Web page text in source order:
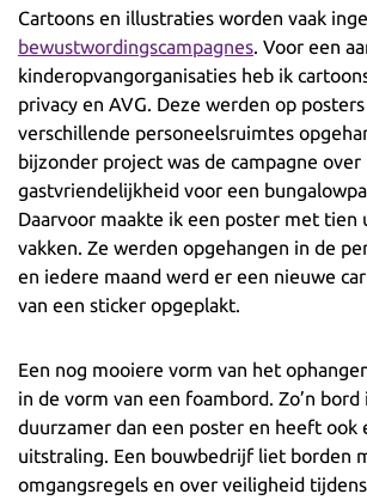
Cartoons en illustraties worden vaak
bewustwordingscampagnes . Voor een
kinderopvangorganisaties heb ik
privacy en AVG. Deze werden op
verschillende personeelsruimtes
bijzonder project was de campagne over
gastvriendelijkheid voor een
Daarvoor maakte ik een poster met tien
vakken. Ze werden opgehangen in de
en iedere maand werd er een nieuwe
van een sticker opgeplakt.
Een nog mooiere vorm van het
in de vorm van een foambord. Zo’n
duurzamer dan een poster en heeft ook
uitstraling. Een bouwbedrijf liet borden
omgangsregels en over veiligheid